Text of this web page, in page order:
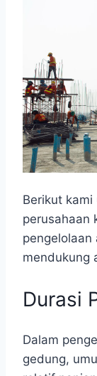
Berikut
perusahaan
pengelolaan
mendukung
Durasi
Dalam
gedung,